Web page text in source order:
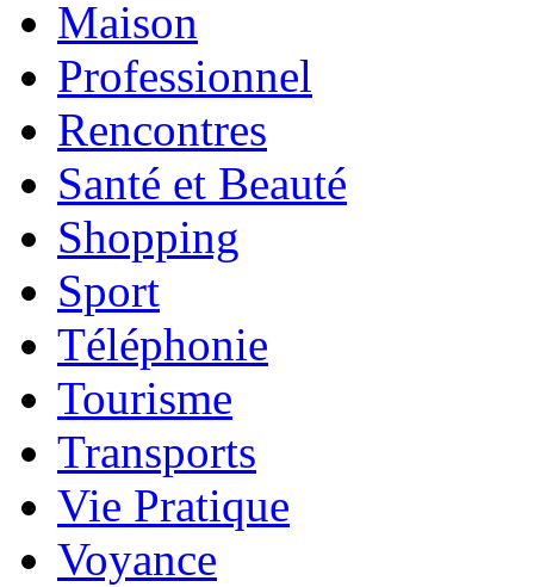
Maison
Professionnel
Rencontres
Santé et Beauté
Shopping
Sport
Téléphonie
Tourisme
Transports
Vie Pratique
Voyance